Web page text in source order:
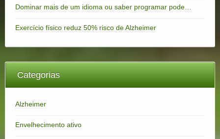
Dominar mais de um idioma ou saber programar pode…
Exercício físico reduz 50% risco de Alzheimer
Categorias
Alzheimer
Envelhecimento ativo